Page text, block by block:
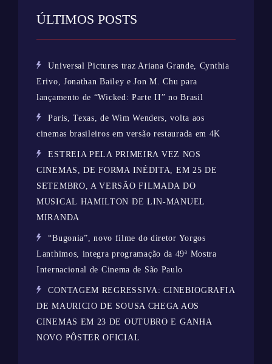
ÚLTIMOS POSTS
Universal Pictures traz Ariana Grande, Cynthia
Erivo, Jonathan Bailey e Jon M. Chu para
lançamento de “Wicked: Parte II” no Brasil
Paris, Texas, de Wim Wenders, volta aos
cinemas brasileiros em versão restaurada em 4K
ESTREIA PELA PRIMEIRA VEZ NOS
CINEMAS, DE FORMA INÉDITA, EM 25 DE
SETEMBRO, A VERSÃO FILMADA DO
MUSICAL HAMILTON DE LIN-MANUEL
MIRANDA
“Bugonia”, novo filme do diretor Yorgos
Lanthimos, integra programação da 49ª Mostra
Internacional de Cinema de São Paulo
CONTAGEM REGRESSIVA: CINEBIOGRAFIA
DE MAURICIO DE SOUSA CHEGA AOS
CINEMAS EM 23 DE OUTUBRO E GANHA
NOVO PÔSTER OFICIAL